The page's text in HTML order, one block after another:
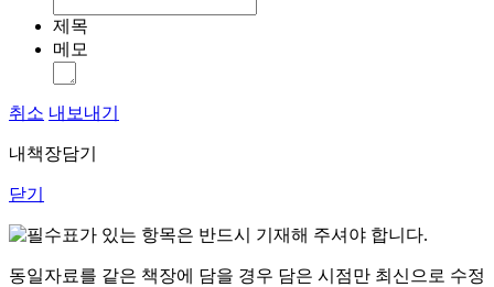
제목
메모
취소 내보내기
내책장담기
닫기
표가 있는 항목은 반드시 기재해 주셔야 합니다.
동일자료를 같은 책장에 담을 경우 담은 시점만 최신으로 수정